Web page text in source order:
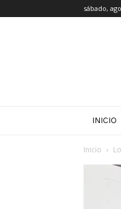
sábado,
INICIO
Inicio